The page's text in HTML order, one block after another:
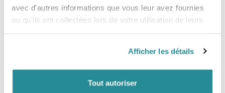
avec d'autres informations que vous leur avez fournies
ou qu'ils ont collectées lors de votre utilisation de leurs
Afficher les détails
Tout autoriser
L 183 103 85 94 56 57 74 67
XL 188 109 89 97 58 58 76